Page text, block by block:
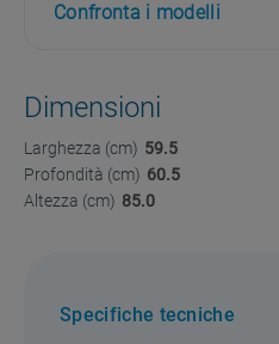
Confronta i modelli
Dimensioni
Larghezza (cm) 59.5
Profondità (cm) 60.5
Altezza (cm) 85.0
Specifiche tecniche